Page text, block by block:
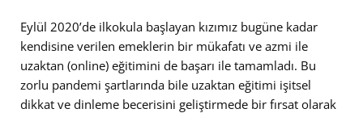
Eylül 2020’de ilkokula başlayan kızımız bugüne kadar
kendisine verilen emeklerin bir mükafatı ve azmi ile
uzaktan (online) eğitimini de başarı ile tamamladı. Bu
zorlu pandemi şartlarında bile uzaktan eğitimi işitsel
dikkat ve dinleme becerisini geliştirmede bir fırsat olarak